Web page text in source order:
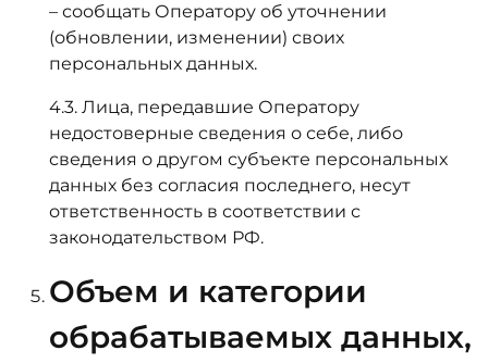
– сообщать Оператору об уточнении
(обновлении, изменении) своих
персональных данных.
4.3. Лица, передавшие Оператору
недостоверные сведения о себе, либо
сведения о другом субъекте персональных
данных без согласия последнего, несут
ответственность в соответствии с
законодательством РФ.
Объем и категории
обрабатываемых данных,